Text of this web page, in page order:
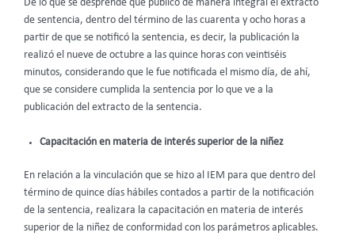
De lo que se desprende que publicó de manera integral el extracto
de sentencia, dentro del término de las cuarenta y ocho horas a
partir de que se notificó la sentencia, es decir, la publicación la
realizó el nueve de octubre a las quince horas con veintiséis
minutos, considerando que le fue notificada el mismo día, de ahí,
que se considere cumplida la sentencia por lo que ve a la
publicación del extracto de la sentencia.
Capacitación en materia de interés superior de la niñez
En relación a la vinculación que se hizo al IEM para que dentro del
término de quince días hábiles contados a partir de la notificación
de la sentencia, realizara la capacitación en materia de interés
superior de la niñez de conformidad con los parámetros aplicables.